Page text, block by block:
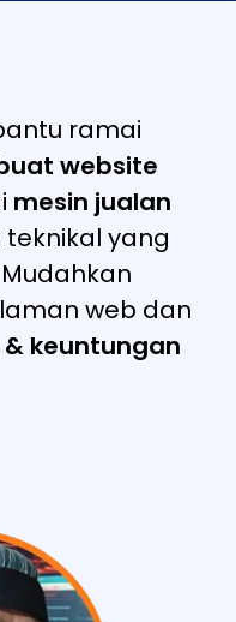
ramai
website
mesin jualan
teknikal yang
web dan
keuntungan